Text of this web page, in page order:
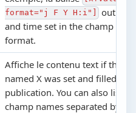
format="j F Y H:i"]
outputs
and time set in the champ in
format.
Affiche le contenu text if the
named X was set and filled for
publication. You can also list
champ names separated by